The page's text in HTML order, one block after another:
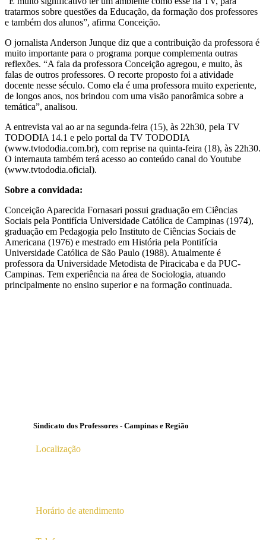
tratarmos sobre questões da Educação, da formação dos professores
e também dos alunos”, afirma Conceição.
O jornalista Anderson Junque diz que a contribuição da professora é
muito importante para o programa porque complementa outras
reflexões. “A fala da professora Conceição agregou, e muito, às
falas de outros professores. O recorte proposto foi a atividade
docente nesse século. Como ela é uma professora muito experiente,
de longos anos, nos brindou com uma visão panorâmica sobre a
temática”, analisou.
A entrevista vai ao ar na segunda-feira (15), às 22h30, pela TV
TODODIA 14.1 e pelo portal da TV TODODIA
(www.tvtododia.com.br), com reprise na quinta-feira (18), às 22h30.
O internauta também terá acesso ao conteúdo canal do Youtube
(www.tvtododia.oficial).
Sobre a convidada:
Conceição Aparecida Fornasari possui graduação em Ciências
Sociais pela Pontifícia Universidade Católica de Campinas (1974),
graduação em Pedagogia pelo Instituto de Ciências Sociais de
Americana (1976) e mestrado em História pela Pontifícia
Universidade Católica de São Paulo (1988). Atualmente é
professora da Universidade Metodista de Piracicaba e da PUC-
Campinas. Tem experiência na área de Sociologia, atuando
principalmente no ensino superior e na formação continuada.
Sindicato dos Professores - Campinas e Região
Localização
Horário de atendimento